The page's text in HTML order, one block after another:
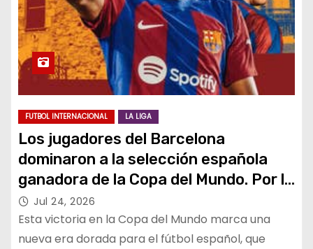
FUTBOL INTERNACIONAL LA LIGA
Los jugadores del Barcelona
dominaron a la selección española
ganadora de la Copa del Mundo. Por lo
tanto, esta influencia no hará más
que crecer.
Jul 24, 2026
Esta victoria en la Copa del Mundo marca una
nueva era dorada para el fútbol español, que